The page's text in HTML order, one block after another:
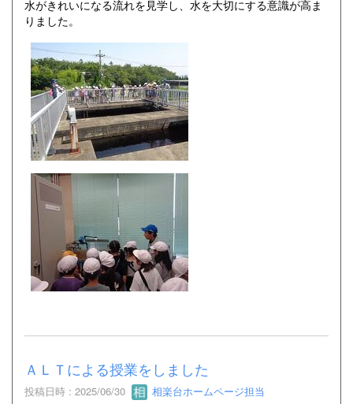
水がきれいになる流れを見学し、水を大切にする意識が高ま
りました。
ＡＬＴによる授業をしました
投稿日時 : 2025/06/30 相楽台ホームページ担当